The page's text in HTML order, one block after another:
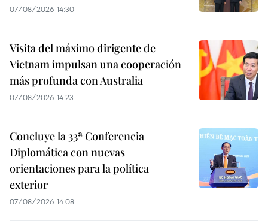
07/08/2026 14:30
Visita del máximo dirigente de
Vietnam impulsan una cooperación
más profunda con Australia
07/08/2026 14:23
Concluye la 33ª Conferencia
Diplomática con nuevas
orientaciones para la política
exterior
07/08/2026 14:08